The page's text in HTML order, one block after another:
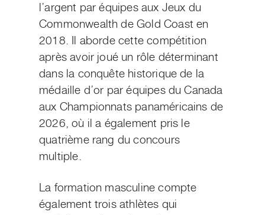
l’argent par équipes aux Jeux du
Commonwealth de Gold Coast en
2018. Il aborde cette compétition
après avoir joué un rôle déterminant
dans la conquête historique de la
médaille d’or par équipes du Canada
aux Championnats panaméricains de
2026, où il a également pris le
quatrième rang du concours
multiple.
La formation masculine compte
également trois athlètes qui